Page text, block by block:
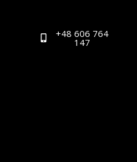
+48 606 764
147